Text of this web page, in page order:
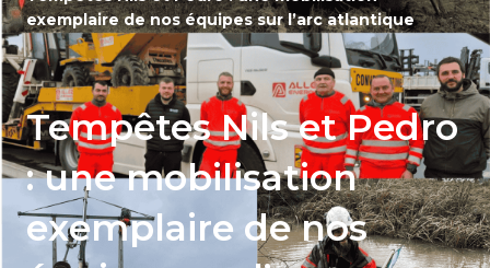
exemplaire de nos équipes sur l’arc atlantique
Tempêtes Nils et Pedro
: une mobilisation
exemplaire de nos